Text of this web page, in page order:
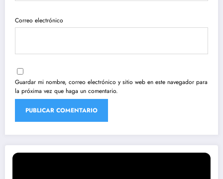
Correo electrónico
Guardar mi nombre, correo electrónico y sitio web en este navegador para
la próxima vez que haga un comentario.